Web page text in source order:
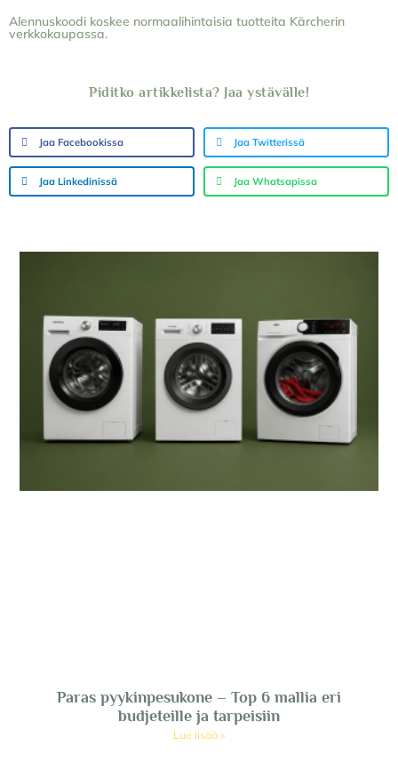
Alennuskoodi koskee normaalihintaisia tuotteita Kärcherin
verkkokaupassa.
Piditko artikkelista? Jaa ystävälle!
Jaa Facebookissa Jaa Twitterissä
Jaa Linkedinissä Jaa Whatsapissa
Paras pyykinpesukone – Top 6 mallia eri
budjeteille ja tarpeisiin
Lue lisää »